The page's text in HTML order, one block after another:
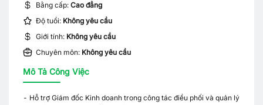
Bằng cấp: Cao đẳng
Độ tuổi: Không yêu cầu
Giới tính: Không yêu cầu
Chuyên môn: Không yêu cầu
Mô Tả Công Việc
- Hỗ trợ Giám đốc Kinh doanh trong công tác điều phối và quản lý